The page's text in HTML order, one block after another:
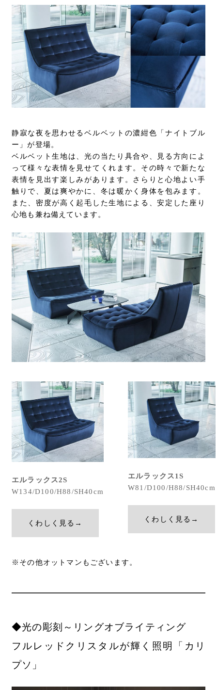
静寂な夜を思わせるベルベットの濃紺色「ナイトブル
ー」が登場。
ベルベット生地は、光の当たり具合や、見る方向によ
って様々な表情を見せてくれます。その時々で新たな
表情を見出す楽しみがあります。さらりと心地よい手
触りで、夏は爽やかに、冬は暖かく身体を包みます。
また、密度が高く起毛した生地による、安定した座り
心地も兼ね備えています。
エルラックス2S
W134/D100/H88/SH40cm
くわしく見る→
エルラックス1S
W81/D100/H88/SH40cm
くわしく見る→
※その他オットマンもございます。
◆光の彫刻～リングオブライティング
フルレッドクリスタルが輝く照明「カリ
プソ」